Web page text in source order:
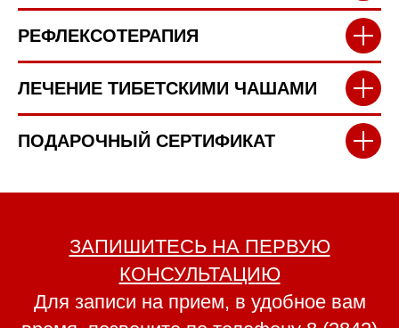
РЕФЛЕКСОТЕРАПИЯ
ЛЕЧЕНИЕ ТИБЕТСКИМИ ЧАШАМИ
ПОДАРОЧНЫЙ СЕРТИФИКАТ
ЗАПИШИТЕСЬ НА ПЕРВУЮ
КОНСУЛЬТАЦИЮ
Для записи на прием, в удобное вам